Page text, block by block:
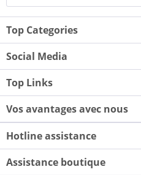
Top Categories
Social Media
Top Links
Vos avantages avec nous
Hotline assistance
Assistance boutique